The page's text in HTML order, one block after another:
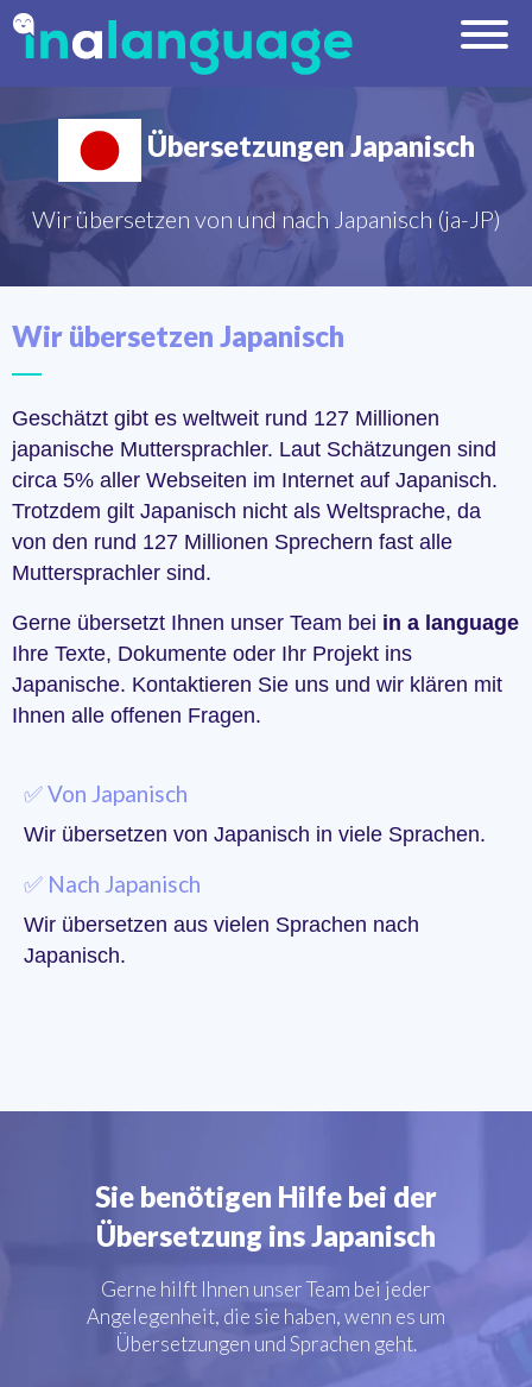
Übersetzungen Japanisch
Wir übersetzen von und nach Japanisch (ja-JP)
Wir übersetzen Japanisch
Geschätzt gibt es weltweit rund 127 Millionen
japanische Muttersprachler. Laut Schätzungen sind
circa 5% aller Webseiten im Internet auf Japanisch.
Trotzdem gilt Japanisch nicht als Weltsprache, da
von den rund 127 Millionen Sprechern fast alle
Muttersprachler sind.
Gerne übersetzt Ihnen unser Team bei in a language
Ihre Texte, Dokumente oder Ihr Projekt ins
Japanische. Kontaktieren Sie uns und wir klären mit
Ihnen alle offenen Fragen.
✅ Von Japanisch
Wir übersetzen von Japanisch in viele Sprachen.
✅ Nach Japanisch
Wir übersetzen aus vielen Sprachen nach
Japanisch.
Sie benötigen Hilfe bei der
Übersetzung ins Japanisch
Gerne hilft Ihnen unser Team bei jeder
Angelegenheit, die sie haben, wenn es um
Übersetzungen und Sprachen geht.